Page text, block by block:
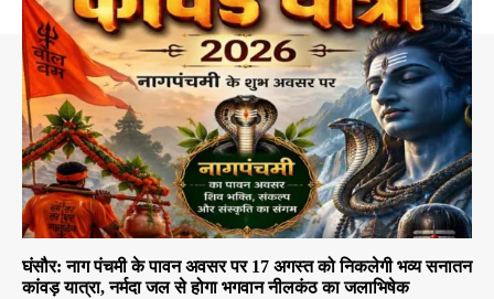
घंसौर: नाग पंचमी के पावन अवसर पर 17 अगस्त को निकलेगी भव्य सनातन
कांवड़ यात्रा, नर्मदा जल से होगा भगवान नीलकंठ का जलाभिषेक